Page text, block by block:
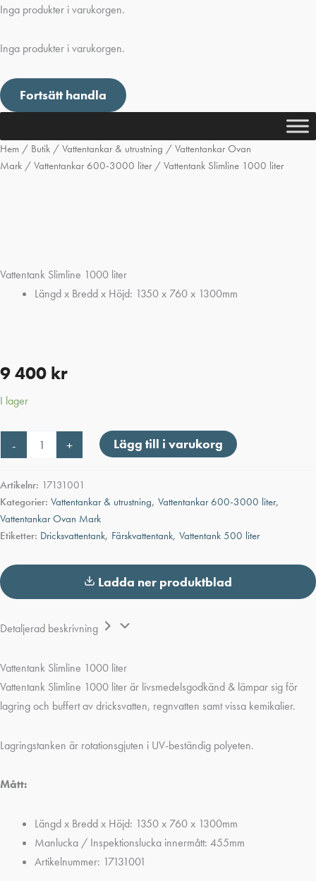
Inga produkter i varukorgen.
Inga produkter i varukorgen.
Fortsätt handla
Hem / Butik / Vattentankar & utrustning / Vattentankar Ovan
Mark / Vattentankar 600-3000 liter/ Vattentank Slimline 1000 liter
Vattentank Slimline 1000 liter
Längd x Bredd x Höjd: 1350 x 760 x 1300mm
9 400 kr
I lager
-
Slimline
liter
+ Lägg till i varukorg
Artikelnr: 17131001
Kategorier: Vattentankar & utrustning, Vattentankar 600-3000 liter,
Vattentankar Ovan Mark
Etiketter: Dricksvattentank, Färskvattentank, Vattentank 500 liter
Ladda ner produktblad
Detaljerad beskrivning
Vattentank Slimline 1000 liter
Vattentank Slimline 1000 liter är livsmedelsgodkänd & lämpar sig för
lagring och buffert av dricksvatten, regnvatten samt vissa kemikalier.
Lagringstanken är rotationsgjuten i UV-beständig polyeten.
Mått:
Längd x Bredd x Höjd: 1350 x 760 x 1300mm
Manlucka / Inspektionslucka innermått: 455mm
Artikelnummer: 17131001